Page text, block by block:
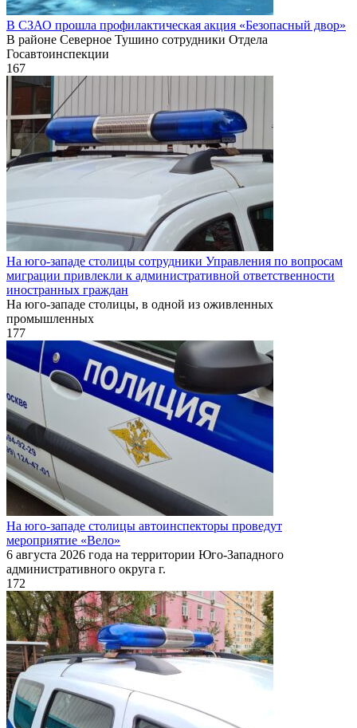
В СЗАО прошла профилактическая акция «Безопасный двор»
В районе Северное Тушино сотрудники Отдела
Госавтоинспекции
167
На юго-западе столицы сотрудники Управления по вопросам
миграции привлекли к административной ответственности
иностранных граждан
На юго-западе столицы, в одной из оживленных
промышленных
177
На юго-западе столицы автоинспекторы проведут
мероприятие «Вело»
6 августа 2026 года на территории Юго-Западного
административного округа г.
172